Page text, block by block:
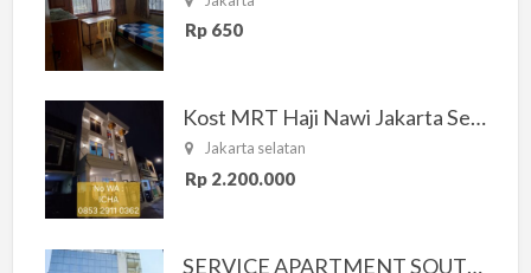
Rp 650
Kost MRT Haji Nawi Jakarta Selatan
Jakarta selatan
Rp 2.200.000
SERVICE APARTMENT SOUTH RESIDENCE